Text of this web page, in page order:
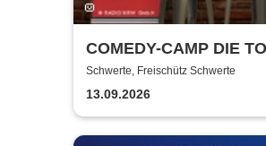
COMEDY-CAMP DIE
Schwerte, Freischütz Schwerte
13.09.2026